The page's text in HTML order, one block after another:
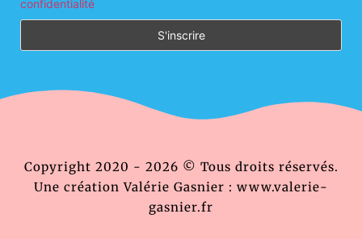
confidentialité
Copyright 2020 - 2026 © Tous droits réservés.
Une création Valérie Gasnier : www.valerie-
gasnier.fr